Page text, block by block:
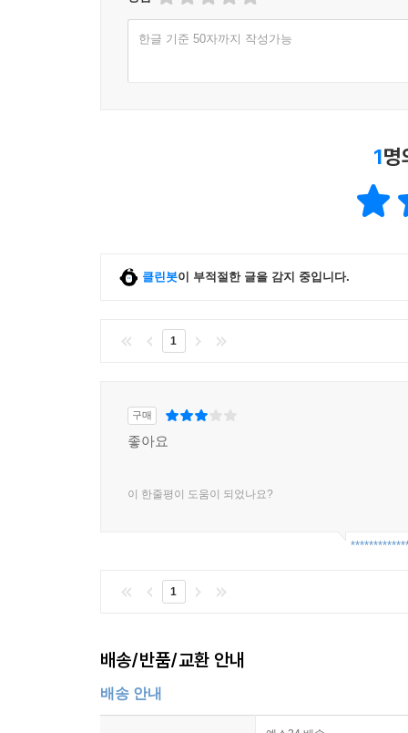
한글 기준 50자까지 작성가능
1명
클린봇이 부적절한 글을 감지 중입니다.
1
구매
좋아요
이 한줄평이 도움이 되었나요?
1
배송/반품/교환 안내
배송 안내